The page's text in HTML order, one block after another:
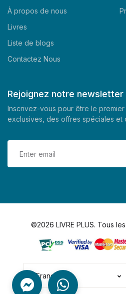
À propos de nous
Livres
Liste de blogs
Contactez Nous
Rejoignez notre newsletter
Inscrivez-vous pour être le
exclusives, des offres spéciales et
©2026 LIVRE PLUS. Tous
Français